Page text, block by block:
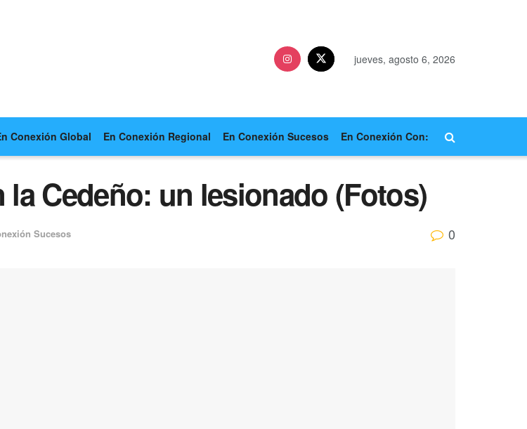
jueves, agosto 6, 2026
Conexión Global En Conexión Regional En Conexión Sucesos En Conexión Con:
Cedeño: un lesionado (Fotos)
Sucesos 0